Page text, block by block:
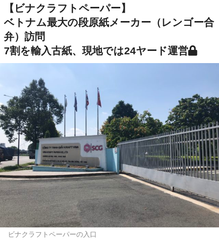
【ビナクラフトペーパー】
ベトナム最大の段原紙メーカー（レンゴー合
弁）訪問
7割を輸入古紙、現地では24ヤード運営
ビナクラフトペーパーの入口